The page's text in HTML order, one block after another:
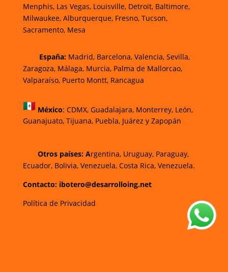
Menphis, Las Vegas, Louisville, Detroit, Baltimore,
Milwaukee, Alburquerque, Fresno, Tucson,
Sacramento, Mesa
España: Madrid, Barcelona, Valencia, Sevilla,
Zaragoza, Málaga, Murcia, Palma de Mallorcao,
Valparaíso, Puerto Montt, Rancagua
México: CDMX, Guadalajara, Monterrey, León,
Guanajuato, Tijuana, Puebla, Juárez y Zapopán
Otros países: Argentina, Uruguay, Paraguay,
Ecuador, Bolivia, Venezuela, Costa Rica, Venezuela.
Contacto: ibotero@desarrolloing.net
Política de Privacidad
w